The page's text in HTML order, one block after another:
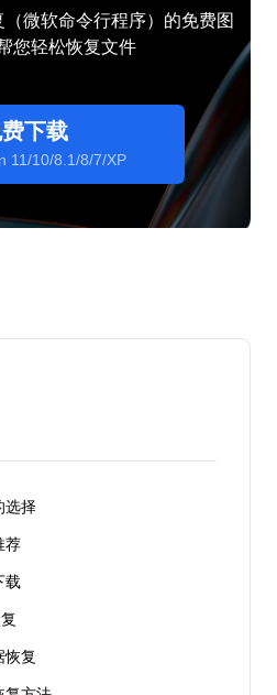
微软命令行程序）的免费图
您轻松恢复文件
下载
11/10/8.1/8/7/XP
选择
荐
载
恢复